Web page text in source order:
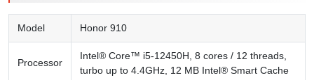
Model Honor 910
Processor
Intel® Core™ i5-12450H, 8 cores / 12 threads,
turbo up to 4.4GHz, 12 MB Intel® Smart Cache